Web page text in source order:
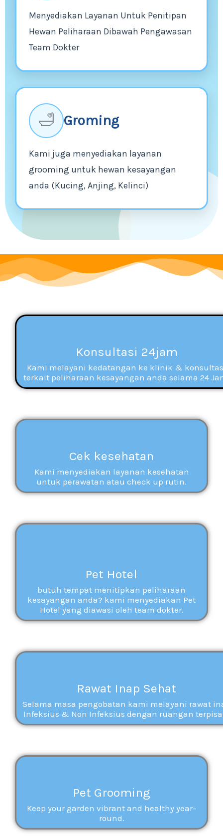
Menyediakan Layanan Untuk Penitipan
Hewan Peliharaan Dibawah Pengawasan
Team Dokter
🛁 Groming
Kami juga menyediakan layanan
grooming untuk hewan kesayangan
anda (Kucing, Anjing, Kelinci)
Konsultasi 24jam
Kami melayani kedatangan ke klinik &
terkait peliharaan kesayangan anda selama 24
Cek kesehatan
Kami menyediakan layanan kesehatan
untuk perawatan atau check up rutin.
Pet Hotel
butuh tempat menitipkan peliharaan
kesayangan anda? kami menyediakan Pet
Hotel yang diawasi oleh team dokter.
Rawat Inap Sehat
Selama masa pengobatan kami melayani rawat
Infeksius & Non Infeksius dengan ruangan
Pet Grooming
Keep your garden vibrant and healthy year-
round.